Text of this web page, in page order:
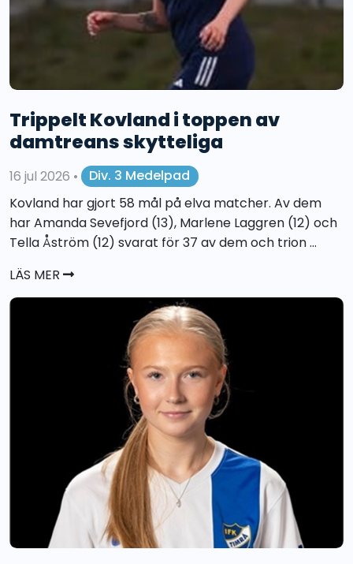
Trippelt Kovland i toppen av
damtreans skytteliga
16 jul 2026 •
Div. 3 Medelpad
Kovland har gjort 58 mål på elva matcher. Av dem
har Amanda Sevefjord (13), Marlene Laggren (12) och
Tella Åström (12) svarat för 37 av dem och trion ...
LÄS MER